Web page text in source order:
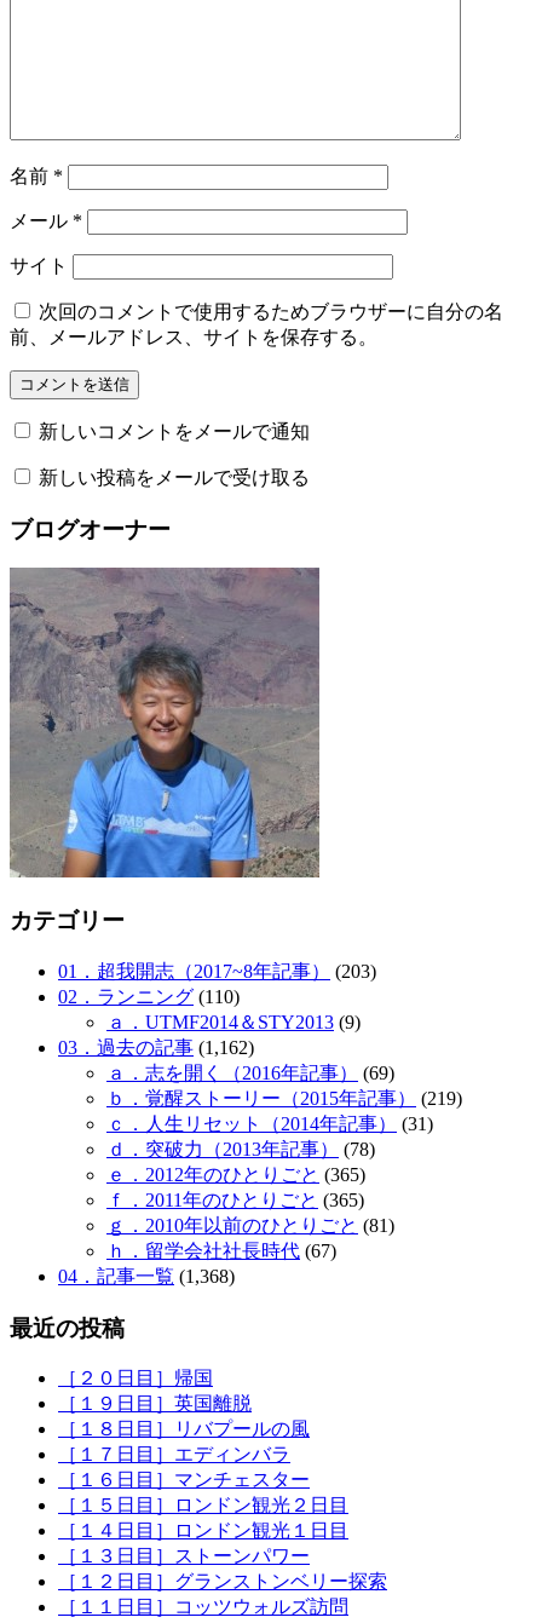
名前 *
メール *
サイト
次回のコメントで使用するためブラウザーに自分の名
前、メールアドレス、サイトを保存する。
新しいコメントをメールで通知
新しい投稿をメールで受け取る
ブログオーナー
カテゴリー
01．超我開志（2017~8年記事）
(203)
02．ランニング (110)
ａ．UTMF2014＆STY2013 (9)
03．過去の記事 (1,162)
ａ．志を開く（2016年記事）
(69)
ｂ．覚醒ストーリー（2015年記事）
(219)
ｃ．人生リセット（2014年記事）
(31)
ｄ．突破力（2013年記事）
(78)
ｅ．2012年のひとりごと (365)
ｆ．2011年のひとりごと (365)
ｇ．2010年以前のひとりごと (81)
ｈ．留学会社社長時代 (67)
04．記事一覧 (1,368)
最近の投稿
［２０日目］帰国
［１９日目］英国離脱
［１８日目］リバプールの風
［１７日目］エディンバラ
［１６日目］マンチェスター
［１５日目］ロンドン観光２日目
［１４日目］ロンドン観光１日目
［１３日目］ストーンパワー
［１２日目］グランストンベリー探索
［１１日目］コッツウォルズ訪問